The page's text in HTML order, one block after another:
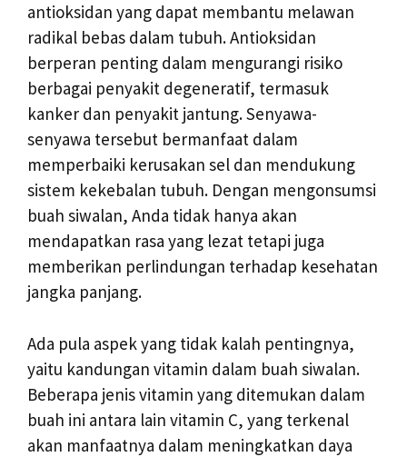
antioksidan yang dapat membantu melawan
radikal bebas dalam tubuh. Antioksidan
berperan penting dalam mengurangi risiko
berbagai penyakit degeneratif, termasuk
kanker dan penyakit jantung. Senyawa-
senyawa tersebut bermanfaat dalam
memperbaiki kerusakan sel dan mendukung
sistem kekebalan tubuh. Dengan mengonsumsi
buah siwalan, Anda tidak hanya akan
mendapatkan rasa yang lezat tetapi juga
memberikan perlindungan terhadap kesehatan
jangka panjang.
Ada pula aspek yang tidak kalah pentingnya,
yaitu kandungan vitamin dalam buah siwalan.
Beberapa jenis vitamin yang ditemukan dalam
buah ini antara lain vitamin C, yang terkenal
akan manfaatnya dalam meningkatkan daya